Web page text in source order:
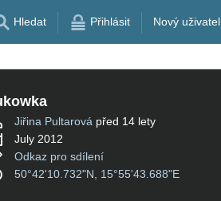
Hledat Přihlásit Nový uživatel
Jiřina Pultarová před 14 lety
July 2012
Odkaz pro sdílení
50°42'10.732"N, 15°55'43.688"E